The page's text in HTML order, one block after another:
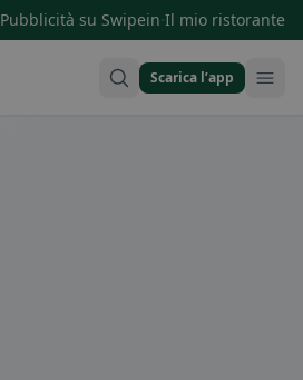
Pubblicità su Swipein·Il mio ristorante
Scarica l’app